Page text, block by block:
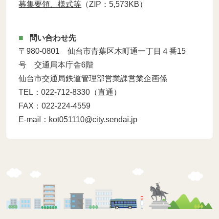
募集要領、様式等 （ZIP：5,573KB）
問い合わせ先
〒980-0801 仙台市青葉区木町通一丁目４番15
号 交通局本庁舎6階
仙台市交通局鉄道管理部営業課営業企画係
TEL：022-712-8330（直通）
FAX：022-224-4559
E-mail：kot051110@city.sendai.jp